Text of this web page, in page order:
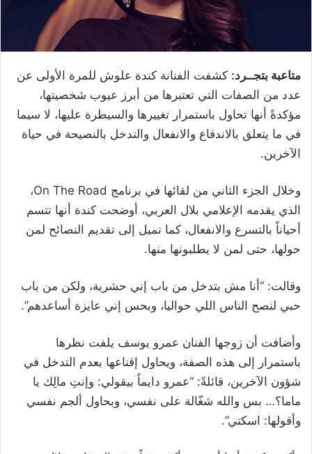
متاعبة بتجــرد: كشفت الفنانة كندة علوش للمرة الأولى عن
عدد من الصفات التي تعتبرها من أبرز عيوب شخصيتها،
مؤكدةً أنها تحاول باستمرار تغييرها والسيطرة عليها، لا سيما
في ما يتعلق بالاندفاع والانفعال والتدخل بالنصيحة في حياة
الآخرين.
وخلال الجزء الثاني من لقائها في برنامج On The Road،
الذي يقدمه الإعلامي بلال العربي، أوضحت كندة أنها تتسم
أحياناً بالتسرع والانفعال، كما تميل إلى تقديم النصائح لمن
حولها، حتى لمن لا يطلبونها منها.
وقالت: “أنا مش بتدخل من باب إني حشرية، ولكن من باب
حبي لنصح الناس اللي حواليا، وبحس إني عايزة أساعدهم”.
وأضافت أن زوجها الفنان عمرو يوسف يلفت نظرها
باستمرار إلى هذه الصفة، ويحاول إقناعها بعدم التدخل في
شؤون الآخرين، قائلةً: “عمرو دايماً بيقولي: وإنتِ مالِك يا
ماما؟… بس والله شغّالة على نفسي، وبحاول ألجم نفسي
وأقولها: اسكتي”.